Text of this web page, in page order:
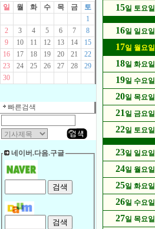
일
월 화 수 목 금
토
1
2
3 4 5 6 7
8
9
10 11 12 13 14
15
16
17 18 19 20 21
22
23
24 25 26 27 28
29
30
빠른검색
네이버.다음.구글
15일 토요일
16일 일요일
17일 월요일
18일 화요일
19일 수요일
20일 목요일
21 일 금요일
22일 토요일
23일 일요일
24일 월요일
25일 화요일
26일 수요일
27일 목요일